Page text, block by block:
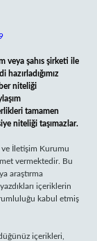
veya şahıs şirketi ile
hazırladığımız
niteliği
tamamen
niteliği taşımazlar.
ve İletişim Kurumu
vermektedir. Bu
araştırma
içeriklerin
kabul etmiş
içerikleri,